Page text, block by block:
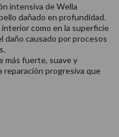
intensiva de Wella
dañado en profundidad.
como en la superficie
daño causado por procesos
más fuerte, suave y
reparación progresiva que